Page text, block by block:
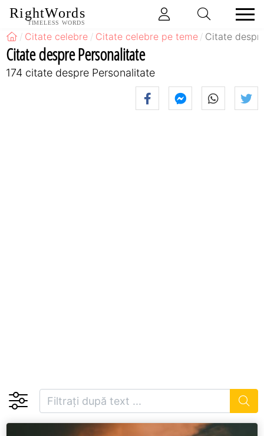
RightWords
TIMELESS WORDS
Citate celebre Citate celebre pe teme Citate
Citate despre Personalitate
174 citate despre Personalitate